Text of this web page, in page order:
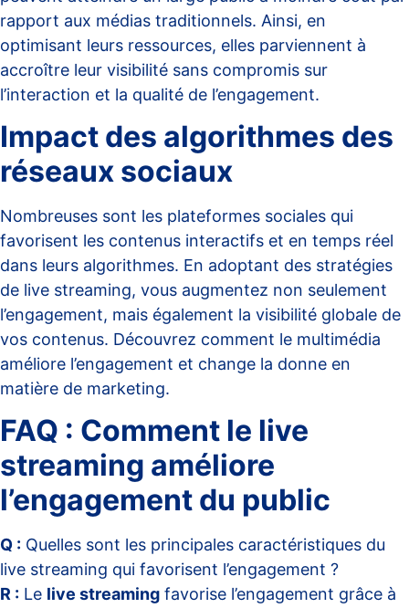
rapport aux médias traditionnels. Ainsi, en
optimisant leurs ressources, elles parviennent à
accroître leur visibilité sans compromis sur
l’interaction et la qualité de l’engagement.
Impact des algorithmes des
réseaux sociaux
Nombreuses sont les plateformes sociales qui
favorisent les contenus interactifs et en temps réel
dans leurs algorithmes. En adoptant des stratégies
de live streaming, vous augmentez non seulement
l’engagement, mais également la visibilité globale de
vos contenus. Découvrez comment le multimédia
améliore l’engagement et change la donne en
matière de marketing.
FAQ : Comment le live
streaming améliore
l’engagement du public
Q : Quelles sont les principales caractéristiques du
live streaming qui favorisent l’engagement ?
R : Le live streaming favorise l’engagement grâce à